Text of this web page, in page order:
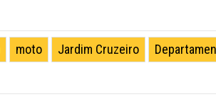
moto Jardim Cruzeiro